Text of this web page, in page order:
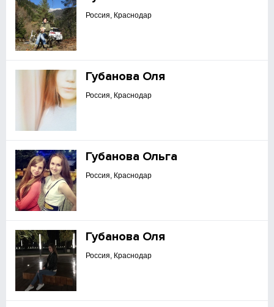
Россия, Краснодар
Губанова Оля
Россия, Краснодар
Губанова Ольга
Россия, Краснодар
Губанова Оля
Россия, Краснодар